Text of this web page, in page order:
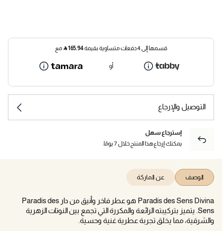
قسمها إلى 4 دفعات متساوية بقيمة 165.94
⃁ مع
أو
التوصيل والإرجاع
إسترجاع سهل
يمكنك إرجاع هذا المنتج خلال 7 يومًا.
الوصف عن الماركة
Paradis des Sens Divina هو عطر فاخر وأنيق من دار Paradis des
Sens. يتميز بتركيبته الرائعة والمكررة التي تجمع بين النوتات الزهرية
والشرقية، مما يخلق تجربة عطرية غنية وحسية.